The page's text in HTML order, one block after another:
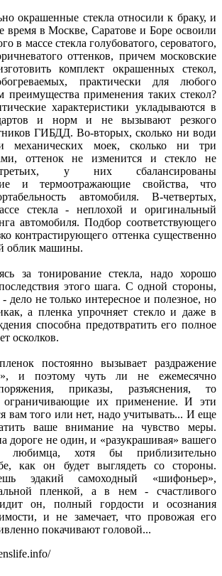
окрашенные стекла относили к браку, и
время в Москве, Саратове и Боре освоили
в массе стекла голубоватого, сероватого,
оттенков, причем московские
комплект окрашенных стекол,
практически для любого
преимущества применения таких стекол?
характеристики укладываются в
и норм и не вызывают резкого
ГИБДД. Во-вторых, сколько ни води
моек, сколько ни три
оттенок не изменится и стекло не
у них сбалансированы
и термоотражающие свойства, что
автомобиля. В-четвертых,
стекла - неплохой и оригинальный
автомобиля. Подбор соответствующего
контрастирующего оттенка существенно
облик машины.
за тонирование стекла, надо хорошо
этого шага. С одной стороны,
дело не только интересное и полезное, но
а пленка упрочняет стекло и даже в
способна предотвратить его полное
осколков.
постоянно вызывает раздражение
и поэтому чуть ли не ежемесячно
приказы, разъяснения, то
ограничивающие их применение. И эти
вам того или нет, надо учитывать... И еще
ваше внимание на чувство меры.
дороге не один, и «разукрашивая» вашего
любимца, хотя бы приблизительно
как он будет выглядеть со стороны.
эдакий самоходный «шифоньер»,
пленкой, а в нем - счастливого
он, полный гордости и осознания
и не замечает, что провожая его
покачивают головой...